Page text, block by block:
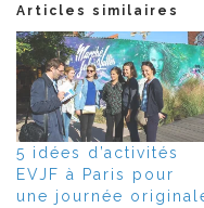
Articles similaires
5 idées d’activités
EVJF à Paris pour
une journée